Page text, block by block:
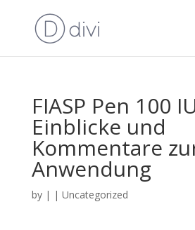
FIASP Pen 100
Einblicke und
Kommentare
Anwendung
by | | Uncategorized